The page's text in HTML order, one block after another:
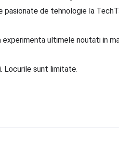
pasionate de tehnologie la
ultimele noutati in
Locurile sunt limitate.